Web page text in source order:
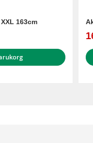
163cm